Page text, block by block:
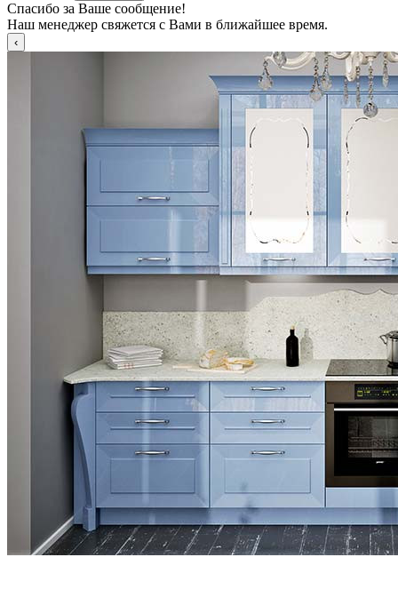
Спасибо за Ваше сообщение!
Наш менеджер свяжется с Вами в ближайшее время.